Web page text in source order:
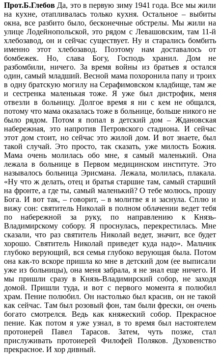
Прот.Б.Глебов Да, это в первую зиму 1941 года. Все мы жили
на кухне, отапливалась только кухня. Остальное – выбиты
окна, все разбито было, бесконечные обстрелы. Мы жили на
улице Лодейнопольской, это рядом с Левашовским, там 11-й
хлебозавод, он и сейчас существует. Ну и старались бомбить
именно этот хлебозавод. Поэтому нам доставалось от
бомбежек. Но, слава Богу, Господь хранил. Дом не
разбомбили, ничего. За время войны из братьев я остался
один, самый младший. Весной мама похоронила папу и троих
в одну братскую могилу на Серафимовском кладбище, там же
и сестренка маленькая тоже. Я уже был дистрофик, меня
отвезли в больницу. Долгое время я ни с кем не общался,
потому что мама оказалась тоже в больнице, больше никого не
было рядом. Потом я попал в детский дом – Ждановская
набережная, это напротив Петровского стадиона. И сейчас
этот дом стоит, но сейчас это жилой дом. И вот знаете, был
такой случай. Это просто, так сказать, уже милость Божия.
Мама очень молилась обо мне, я самый маленький. Она
лежала в больнице в Первом медицинском институте. Это
называлось больница Эрисмана. Лежала, молилась, плакала.
«Ну что ж делать, отец и братья старшие там, самый старший
на фронте, а где ты, самый маленький? О тебе молюсь, прошу
Бога. И вот так, – говорит, – в молитве я и заснула. Сплю и
вижу сон: святитель Николай в полном облачении ведет тебя
по набережной за руку, по направлению к Князь-
Владимирскому собору. Я проснулась, перекрестилась. Мне
сказали, что раз святитель Николай ведет, значит, все будет
хорошо. Святитель Николай приведет куда надо». Мальчик
глубоко верующий, вся семья глубоко верующая была. Потом
она как-то вскоре пришла ко мне в детский дом (ее выписали
уже из больницы), она меня забрала, я не знал еще ничего. И
мы пришли сразу в Князь-Владимирский собор, не заходя
домой. Пришли туда, и вот с первого момента я полюбил
храм. Пение полюбил. Он настолько был красив, он не такой
как сейчас. Там был розовый фон, там были фрески, он очень
богато смотрелся. Ведь как княжеский собор. Прекрасное
пение. Как потом я уже узнал, в то время был настоятелем
протоиерей Павел Тарасов. Затем, чуть позже, стал
прислуживать протоиерей Филофей Поляков. Духовенство
прекрасное. И хор дивный.